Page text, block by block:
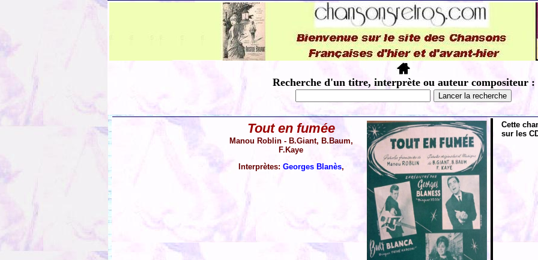
Recherche d'un titre, interprète ou auteur compositeur :
Tout en fumée
Manou Roblin - B.Giant, B.Baum,
F.Kaye
Interprètes: Georges Blanès,
Cette
sur les